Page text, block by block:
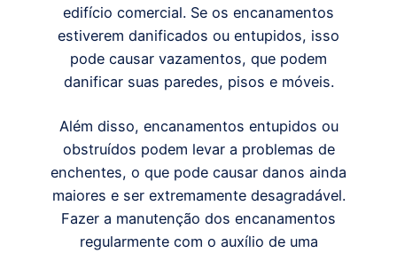
edifício comercial. Se os encanamentos
estiverem danificados ou entupidos, isso
pode causar vazamentos, que podem
danificar suas paredes, pisos e móveis.
Além disso, encanamentos entupidos ou
obstruídos podem levar a problemas de
enchentes, o que pode causar danos ainda
maiores e ser extremamente desagradável.
Fazer a manutenção dos encanamentos
regularmente com o auxílio de uma